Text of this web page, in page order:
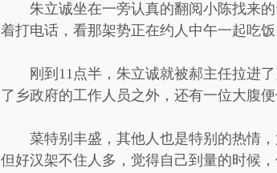
朱立诚坐在一旁认真的翻阅小陈找来
着打电话，看那架势正在约人中午一起吃饭
刚到11点半，朱立诚就被郝主任拉进
了乡政府的工作人员之外，还有一位大腹
菜特别丰盛，其他人也是特别的热情
但好汉架不住人多，觉得自己到量的时候